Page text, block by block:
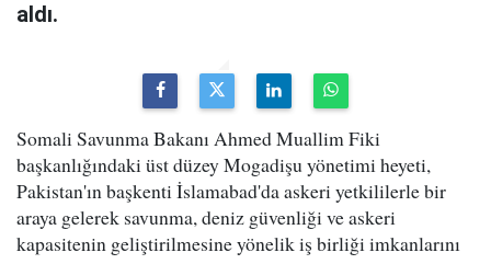
aldı.
Somali Savunma Bakanı Ahmed Muallim Fiki
başkanlığındaki üst düzey Mogadişu yönetimi heyeti,
Pakistan'ın başkenti İslamabad'da askeri yetkililerle bir
araya gelerek savunma, deniz güvenliği ve askeri
kapasitenin geliştirilmesine yönelik iş birliği imkanlarını